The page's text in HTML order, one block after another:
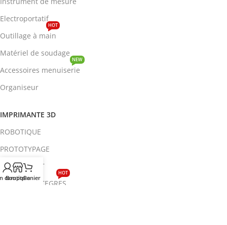
Electroportatif
Outillage à main
HOT
Matériel de soudage
Accessoires menuiserie
NEW
Organiseur
IMPRIMANTE 3D
ROBOTIQUE
PROTOTYPAGE
COMPOSANT
CIRCUITS INTEGRES
HOT
compte
BoutiquePanier